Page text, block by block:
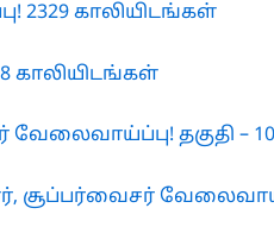
2329 காலியிடங்கள்
காலியிடங்கள்
தகுதி –
சூப்பர்வைசர்